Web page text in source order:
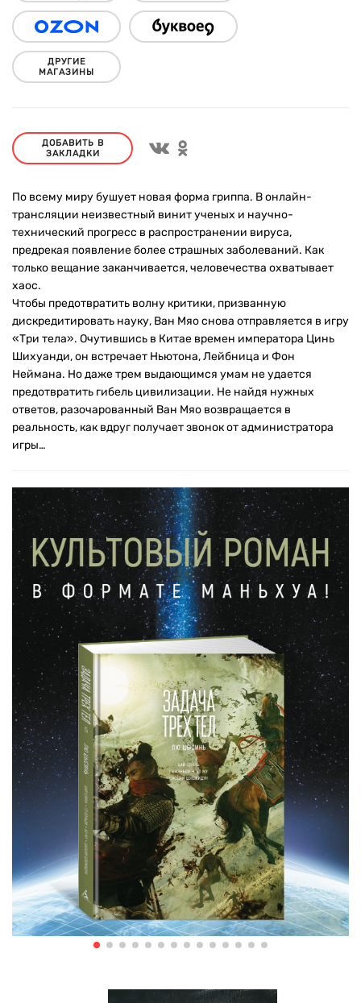
ДРУГИЕ
МАГАЗИНЫ
ДОБАВИТЬ В
ЗАКЛАДКИ
По всему миру бушует новая форма гриппа. В онлайн-
трансляции неизвестный винит ученых и научно-
технический прогресс в распространении вируса,
предрекая появление более страшных заболеваний. Как
только вещание заканчивается, человечества охватывает
хаос.
Чтобы предотвратить волну критики, призванную
дискредитировать науку, Ван Мяо снова отправляется в игру
«Три тела». Очутившись в Китае времен императора Цинь
Шихуанди, он встречает Ньютона, Лейбница и Фон
Неймана. Но даже трем выдающимся умам не удается
предотвратить гибель цивилизации. Не найдя нужных
ответов, разочарованный Ван Мяо возвращается в
реальность, как вдруг получает звонок от администратора
игры…